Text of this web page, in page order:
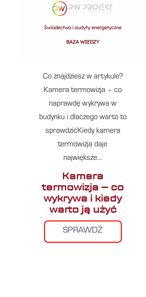
Co znajdziesz w artykule?
Kamera termowizja – co
naprawdę wykrywa w
budynku i dlaczego warto to
sprawdzićKiedy kamera
termowizja daje
największe…
Kamera
termowizja – co
wykrywa i kiedy
warto ją użyć
SPRAWDŹ